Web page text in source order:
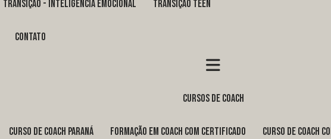
TRANSIÇÃO - INTELIGÊNCIA EMOCIONAL TRANSIÇÃO TEEN
Contato
cursos de coach
curso de coach Paraná formação em coach com certificado curso de coach